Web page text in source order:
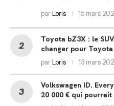
parLoris 15 mars
Toyota bZ3X : le
changer pour Toyota
parLoris 13 mars
Volkswagen ID.
20 000 € qui